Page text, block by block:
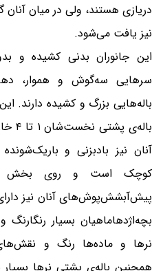
دریازی هستند، ولی در میان
نیز یافت می‌شود.
این جانوران بدنی کشیده و
سرهایی سه‌گوش و هموار،
باله‌هایی بزرگ و کشیده دارند.
آنان نیز بادبزنی و
کوچک است و روی بخش
پیش‌آبشش‌پوش‌های آنان نیز
بچه‌اژدهاماهیان بسیار
نرها و ماده‌ها رنگ و
همچنین باله‌ی پشتی نرها